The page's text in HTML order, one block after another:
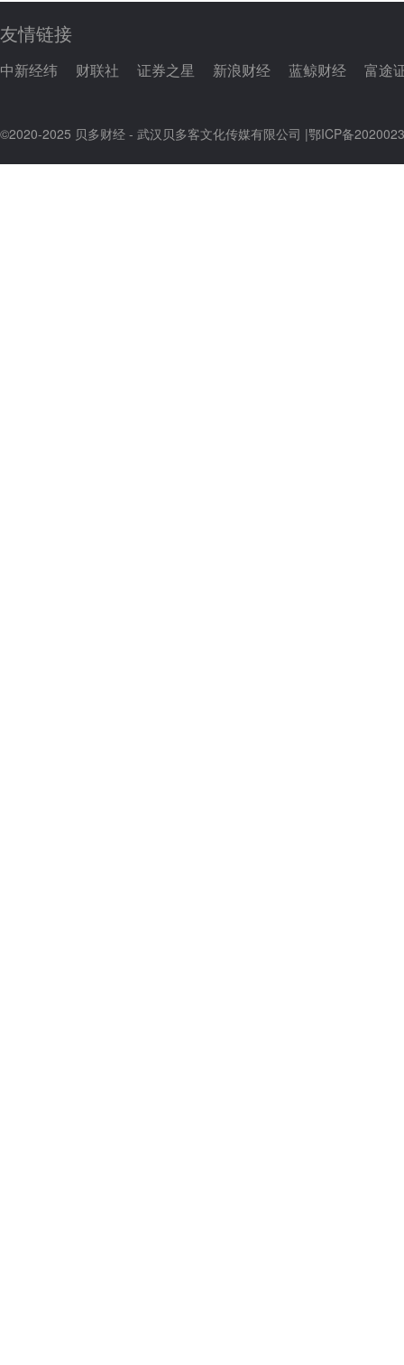
友情链接
中新经纬 财联社 证券之星 新浪财经 蓝鲸财经 富途
©2020-2025 贝多财经 - 武汉贝多客文化传媒有限公司 |鄂ICP备